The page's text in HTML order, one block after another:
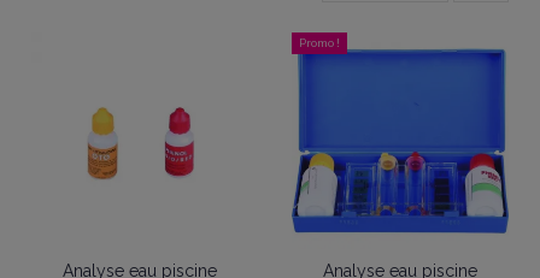
Analyse eau piscine
Promo !
Analyse eau piscine